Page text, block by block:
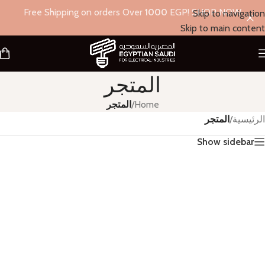
Skip to navigation
Skip to main content
Free Shipping on orders Over 1000 EGP! SHOP NOW
المتجر
Home
/المتجر
الرئيسية/المتجر
Show sidebar